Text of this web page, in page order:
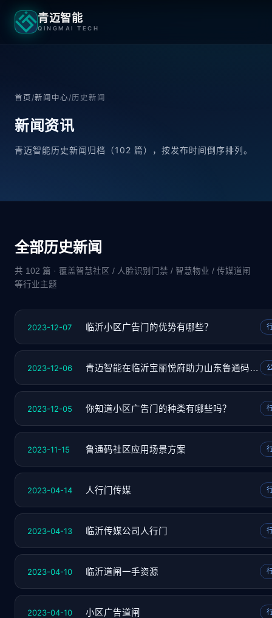
青迈智能
QINGMAI TECH
首页/新闻中心/历史新闻
新闻资讯
青迈智能历史新闻归档（102 篇），按发布时间倒序排列。
全部历史新闻
共 102 篇 · 覆盖智慧社区 / 人脸识别门禁 / 智慧物业 / 传媒道闸
等行业主题
2023-12-07 临沂小区广告门的优势有哪些？
2023-12-06 青迈智能在临沂宝丽悦府助力山东鲁通码推广
2023-12-05 你知道小区广告门的种类有哪些吗？
2023-11-15 鲁通码社区应用场景方案
2023-04-14 人行门传媒
2023-04-13 临沂传媒公司人行门
2023-04-10 临沂道闸一手资源
2023-04-10 小区广告道闸